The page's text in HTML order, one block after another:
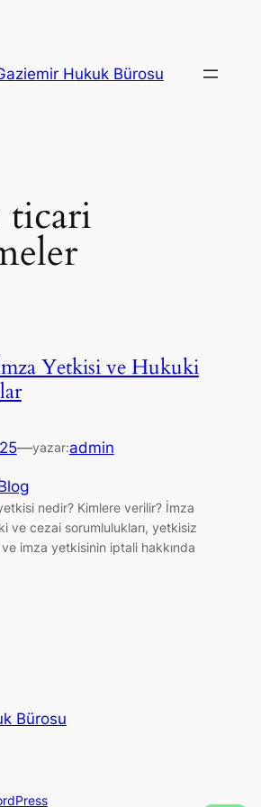
Hukuk Bürosu
ticari
Yetkisi ve Hukuki
—yazar:admin
nedir? Kimlere verilir? İmza
ve cezai sorumlulukları, yetkisiz
ve imza yetkisinin iptali hakkında
Bürosu